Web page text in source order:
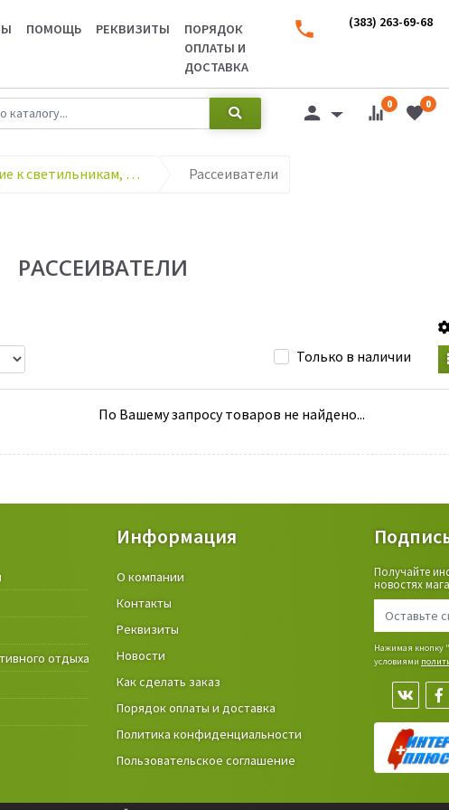
ПОМОЩЬ РЕКВИЗИТЫ
ПОРЯДОК
ОПЛАТЫ И
ДОСТАВКА
(383) 263-69-68
0 0
Комплектующие к светильникам, датчики движения, фотореле и т.д. Рассеиватели
РАССЕИВАТЕЛИ
Только в наличии
По Вашему запросу товаров не найдено...
отдыха
Крепёжные изделия и строительные
материалы
Товары и инструмент для дачи, сада,
Фонари
Информация
О компании
Контакты
Реквизиты
Новости
Как сделать заказ
Порядок оплаты и доставка
Политика конфиденциальности
Пользовательское соглашение
Получайте
новостях
Нажимая кнопку
условиями